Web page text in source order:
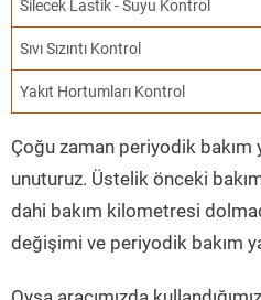
Silecek Lastik - Suyu Kontrol
Sıvı Sızıntı Kontrol
Yakıt Hortumları Kontrol
Çoğu zaman periyodik bakım
unuturuz. Üstelik önceki
dahi bakım kilometresi
değişimi ve periyodik bakım